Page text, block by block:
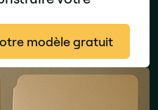
modèle gratuit